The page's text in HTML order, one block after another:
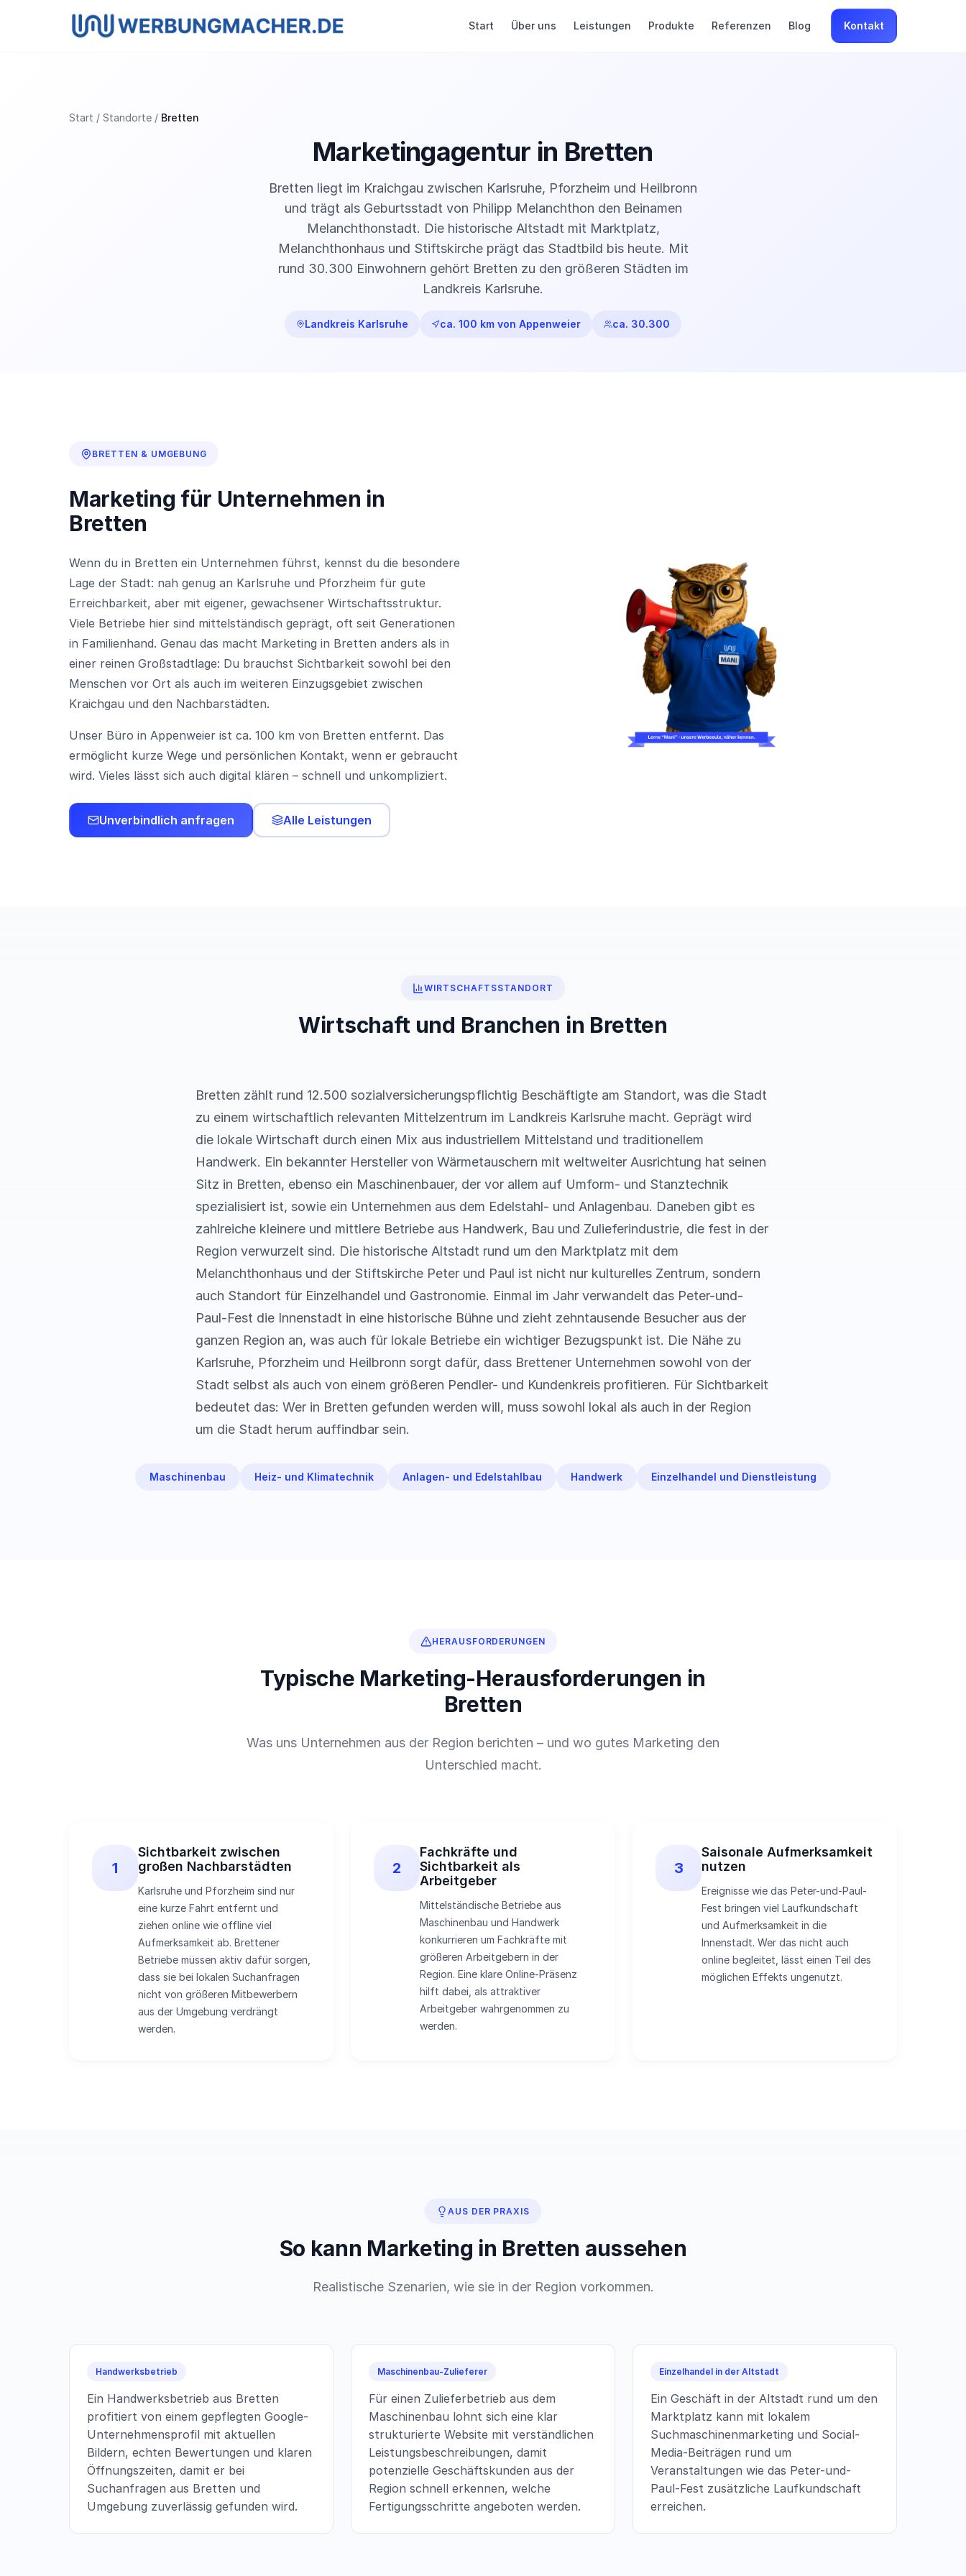
Start Über uns Leistungen Produkte Referenzen Blog Kontakt
Start Standorte Bretten
Marketingagentur in Bretten
Bretten liegt im Kraichgau zwischen Karlsruhe, Pforzheim und Heilbronn
und trägt als Geburtsstadt von Philipp Melanchthon den Beinamen
Melanchthonstadt. Die historische Altstadt mit Marktplatz,
Melanchthonhaus und Stiftskirche prägt das Stadtbild bis heute. Mit
rund 30.300 Einwohnern gehört Bretten zu den größeren Städten im
Landkreis Karlsruhe.
Landkreis Karlsruhe ca. 100 km von Appenweier ca. 30.300
BRETTEN & UMGEBUNG
Marketing für Unternehmen in
Bretten
Wenn du in Bretten ein Unternehmen führst, kennst du die besondere
Lage der Stadt: nah genug an Karlsruhe und Pforzheim für gute
Erreichbarkeit, aber mit eigener, gewachsener Wirtschaftsstruktur.
Viele Betriebe hier sind mittelständisch geprägt, oft seit Generationen
in Familienhand. Genau das macht Marketing in Bretten anders als in
einer reinen Großstadtlage: Du brauchst Sichtbarkeit sowohl bei den
Menschen vor Ort als auch im weiteren Einzugsgebiet zwischen
Kraichgau und den Nachbarstädten.
Unser Büro in Appenweier ist ca. 100 km von Bretten entfernt. Das
ermöglicht kurze Wege und persönlichen Kontakt, wenn er gebraucht
wird. Vieles lässt sich auch digital klären – schnell und unkompliziert.
Unverbindlich anfragen Alle Leistungen
WIRTSCHAFTSSTANDORT
Wirtschaft und Branchen in Bretten
Bretten zählt rund 12.500 sozialversicherungspflichtig Beschäftigte am Standort, was die Stadt
zu einem wirtschaftlich relevanten Mittelzentrum im Landkreis Karlsruhe macht. Geprägt wird
die lokale Wirtschaft durch einen Mix aus industriellem Mittelstand und traditionellem
Handwerk. Ein bekannter Hersteller von Wärmetauschern mit weltweiter Ausrichtung hat seinen
Sitz in Bretten, ebenso ein Maschinenbauer, der vor allem auf Umform- und Stanztechnik
spezialisiert ist, sowie ein Unternehmen aus dem Edelstahl- und Anlagenbau. Daneben gibt es
zahlreiche kleinere und mittlere Betriebe aus Handwerk, Bau und Zulieferindustrie, die fest in der
Region verwurzelt sind. Die historische Altstadt rund um den Marktplatz mit dem
Melanchthonhaus und der Stiftskirche Peter und Paul ist nicht nur kulturelles Zentrum, sondern
auch Standort für Einzelhandel und Gastronomie. Einmal im Jahr verwandelt das Peter-und-
Paul-Fest die Innenstadt in eine historische Bühne und zieht zehntausende Besucher aus der
ganzen Region an, was auch für lokale Betriebe ein wichtiger Bezugspunkt ist. Die Nähe zu
Karlsruhe, Pforzheim und Heilbronn sorgt dafür, dass Brettener Unternehmen sowohl von der
Stadt selbst als auch von einem größeren Pendler- und Kundenkreis profitieren. Für Sichtbarkeit
bedeutet das: Wer in Bretten gefunden werden will, muss sowohl lokal als auch in der Region
um die Stadt herum auffindbar sein.
Maschinenbau Heiz- und Klimatechnik Anlagen- und Edelstahlbau Handwerk Einzelhandel und Dienstleistung
HERAUSFORDERUNGEN
Typische Marketing-Herausforderungen in
Bretten
Was uns Unternehmen aus der Region berichten – und wo gutes Marketing den
Unterschied macht.
1
Sichtbarkeit zwischen
großen Nachbarstädten
Karlsruhe und Pforzheim sind nur
eine kurze Fahrt entfernt und
ziehen online wie offline viel
Aufmerksamkeit ab. Brettener
Betriebe müssen aktiv dafür sorgen,
dass sie bei lokalen Suchanfragen
nicht von größeren Mitbewerbern
aus der Umgebung verdrängt
werden.
2
Fachkräfte und
Sichtbarkeit als
Arbeitgeber
Mittelständische Betriebe aus
Maschinenbau und Handwerk
konkurrieren um Fachkräfte mit
größeren Arbeitgebern in der
Region. Eine klare Online-Präsenz
hilft dabei, als attraktiver
Arbeitgeber wahrgenommen zu
werden.
3
Saisonale Aufmerksamkeit
nutzen
Ereignisse wie das Peter-und-Paul-
Fest bringen viel Laufkundschaft
und Aufmerksamkeit in die
Innenstadt. Wer das nicht auch
online begleitet, lässt einen Teil des
möglichen Effekts ungenutzt.
AUS DER PRAXIS
So kann Marketing in Bretten aussehen
Realistische Szenarien, wie sie in der Region vorkommen.
Handwerksbetrieb
Ein Handwerksbetrieb aus Bretten
profitiert von einem gepflegten Google-
Unternehmensprofil mit aktuellen
Bildern, echten Bewertungen und klaren
Öffnungszeiten, damit er bei
Suchanfragen aus Bretten und
Umgebung zuverlässig gefunden wird.
Maschinenbau-Zulieferer
Für einen Zulieferbetrieb aus dem
Maschinenbau lohnt sich eine klar
strukturierte Website mit verständlichen
Leistungsbeschreibungen, damit
potenzielle Geschäftskunden aus der
Region schnell erkennen, welche
Fertigungsschritte angeboten werden.
Einzelhandel in der Altstadt
Ein Geschäft in der Altstadt rund um den
Marktplatz kann mit lokalem
Suchmaschinenmarketing und Social-
Media-Beiträgen rund um
Veranstaltungen wie das Peter-und-
Paul-Fest zusätzliche Laufkundschaft
erreichen.